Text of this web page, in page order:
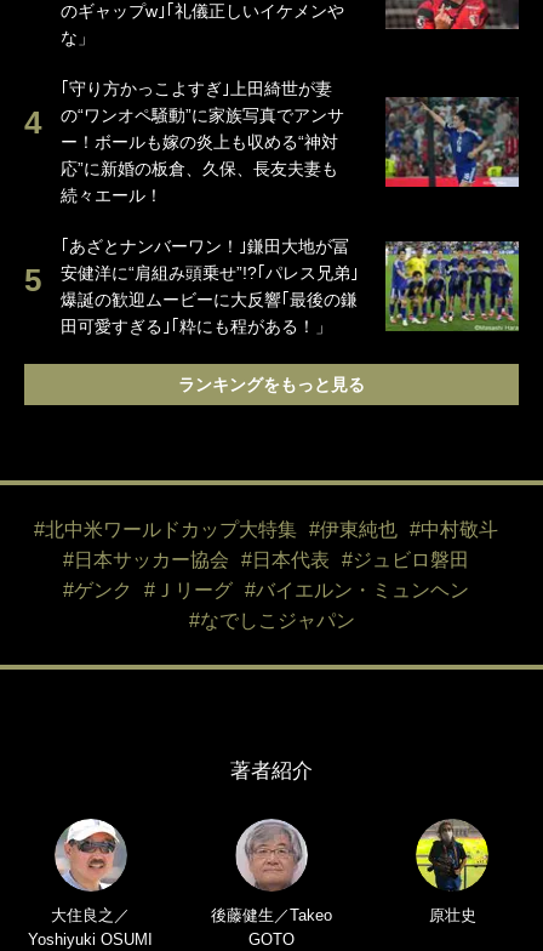
のギャップw｣｢礼儀正しいイケメンや
な」
｢守り方かっこよすぎ｣上田綺世が妻
の“ワンオペ騒動”に家族写真でアンサ
ー！ボールも嫁の炎上も収める“神対
応”に新婚の板倉、久保、長友夫妻も
続々エール！
｢あざとナンバーワン！｣鎌田大地が冨
安健洋に“肩組み頭乗せ”!?｢パレス兄弟｣
爆誕の歓迎ムービーに大反響｢最後の鎌
田可愛すぎる｣｢粋にも程がある！」
ランキングをもっと見る
#北中米ワールドカップ大特集 #伊東純也
#中村敬斗
#日本サッカー協会
#日本代表
#ジュビロ磐田
#ゲンク
#Ｊリーグ
#バイエルン・ミュンヘン
#なでしこジャパン
著者紹介
大住良之／
Yoshiyuki OSUMI
後藤健生／Takeo
GOTO
原壮史